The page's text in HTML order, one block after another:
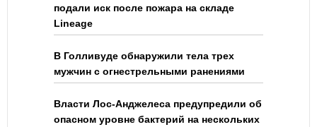
подали иск после пожара на складе
Lineage
В Голливуде обнаружили тела трех
мужчин с огнестрельными ранениями
Власти Лос-Анджелеса предупредили об
опасном уровне бактерий на нескольких